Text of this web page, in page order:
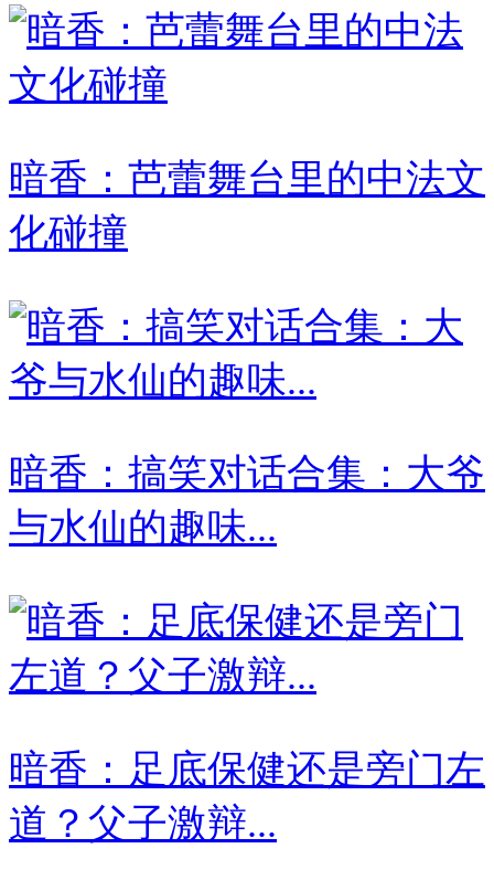
暗香：芭蕾舞台里的中法文
化碰撞
暗香：搞笑对话合集：大爷
与水仙的趣味...
暗香：足底保健还是旁门左
道？父子激辩...